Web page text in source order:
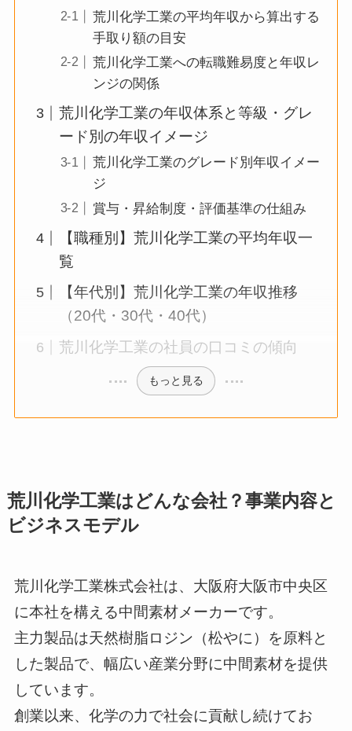
荒川化学工業の平均年収から算出する
手取り額の目安
荒川化学工業への転職難易度と年収レ
ンジの関係
荒川化学工業の年収体系と等級・グレ
ード別の年収イメージ
荒川化学工業のグレード別年収イメー
ジ
賞与・昇給制度・評価基準の仕組み
【職種別】荒川化学工業の平均年収一
覧
【年代別】荒川化学工業の年収推移
（20代・30代・40代）
荒川化学工業の社員の口コミの傾向
もっと見る
荒川化学工業はどんな会社？事業内容と
ビジネスモデル
荒川化学工業株式会社は、大阪府大阪市中央区
に本社を構える中間素材メーカーです。
主力製品は天然樹脂ロジン（松やに）を原料と
した製品で、幅広い産業分野に中間素材を提供
しています。
創業以来、化学の力で社会に貢献し続けてお